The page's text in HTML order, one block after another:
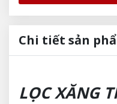
Chi tiết sản
LỌC XĂNG